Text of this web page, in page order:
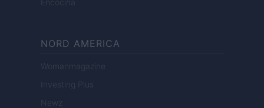
Encocina
NORD AMERICA
Womanmagazine
Investing Plus
Newz